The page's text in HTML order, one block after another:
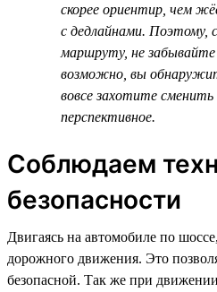
скорее ориентир, чем
с дедлайнами. Поэтому,
маршруту, не
возможно, вы
вовсе захотите сменить
перспективное.
Соблюдаем
безопасности
Двигаясь на автомобиле по
дорожного движения. Это
безопасной. Так же при